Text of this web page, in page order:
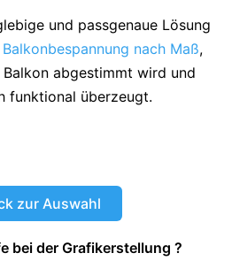
und passgenaue Lösung
Balkonbespannung nach Maß,
abgestimmt wird und
funktional überzeugt.
Bambus 1
Bambus 2
Bambus 3
Bambus 4
Bambus 5
Bambus 6
Bambus 7
Bambus 8
zur Auswahl
bei der Grafikerstellung ?